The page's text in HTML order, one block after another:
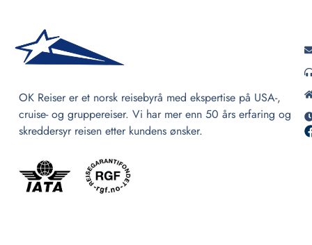
OK Reiser er et norsk reisebyrå med ekspertise på USA-,
cruise- og gruppereiser. Vi har mer enn 50 års erfaring og
skreddersyr reisen etter kundens ønsker.